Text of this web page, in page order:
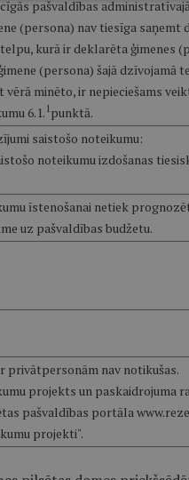
pašvaldības
(persona) nav tiesīga saņemt
kurā ir deklarēta ģimenes
(persona) šajā dzīvojamā
vērā minēto, ir nepieciešams
6.1. 1punktā.
saistošo noteikumu:
noteikumu izdošanas
īstenošanai netiek
uz pašvaldības budžetu.
privātpersonām nav notikušas.
projekts un paskaidrojuma
pašvaldības portāla
projekti".